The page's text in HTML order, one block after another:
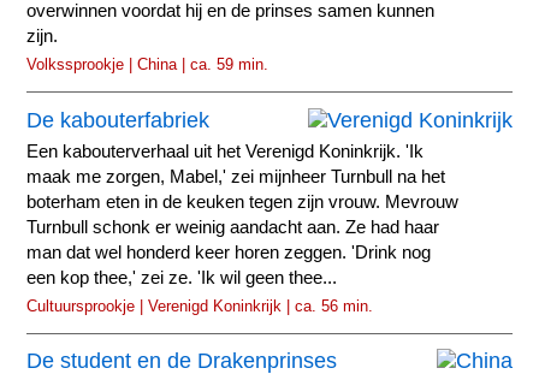
overwinnen voordat hij en de prinses samen kunnen
zijn.
Volkssprookje | China | ca. 59 min.
De kabouterfabriek
Een kabouterverhaal uit het Verenigd Koninkrijk. 'Ik
maak me zorgen, Mabel,' zei mijnheer Turnbull na het
boterham eten in de keuken tegen zijn vrouw. Mevrouw
Turnbull schonk er weinig aandacht aan. Ze had haar
man dat wel honderd keer horen zeggen. 'Drink nog
een kop thee,' zei ze. 'Ik wil geen thee...
Cultuursprookje | Verenigd Koninkrijk | ca. 56 min.
De student en de Drakenprinses